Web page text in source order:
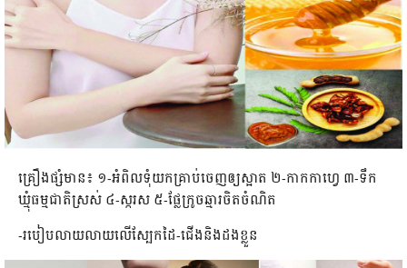
គ្រឿងផ្សំមាន៖ ១-អំពិលទុំយកគ្រាប់ចេញឲ្យស្អាត ២-កាកកាហ្វេ ៣-ទឹក
ឃ្មុំធម្មជាតិស្រស់ ៤-ស្ករស ៥-ផ្លែក្រូចឆ្មារចិតចំណិត
-របៀបលាយលាយលើស្បែកដៃ-ជើងនិងដងខ្លួន